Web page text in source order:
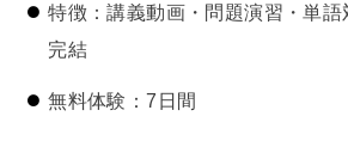
特徴：講義動画・問題演習・単
完結
無料体験：7日間